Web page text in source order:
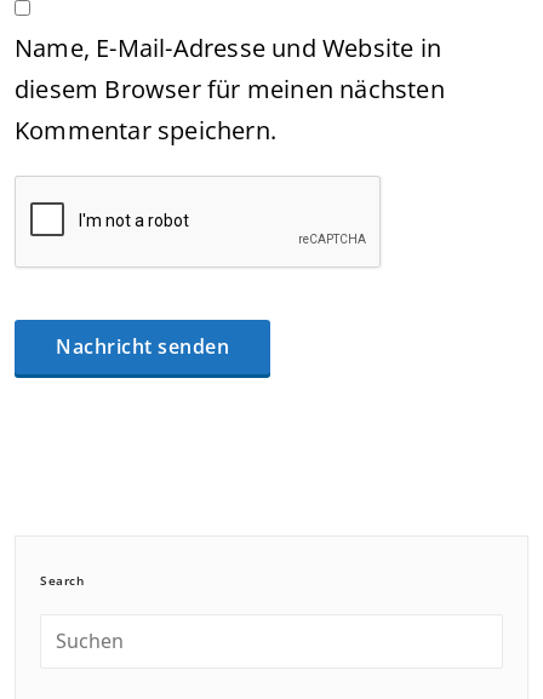
Name, E-Mail-Adresse und Website in
diesem Browser für meinen nächsten
Kommentar speichern.
Search